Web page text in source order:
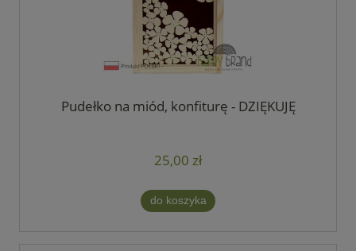
Pudełko na miód, konfiturę - DZIĘKUJĘ
25,00 zł
do koszyka